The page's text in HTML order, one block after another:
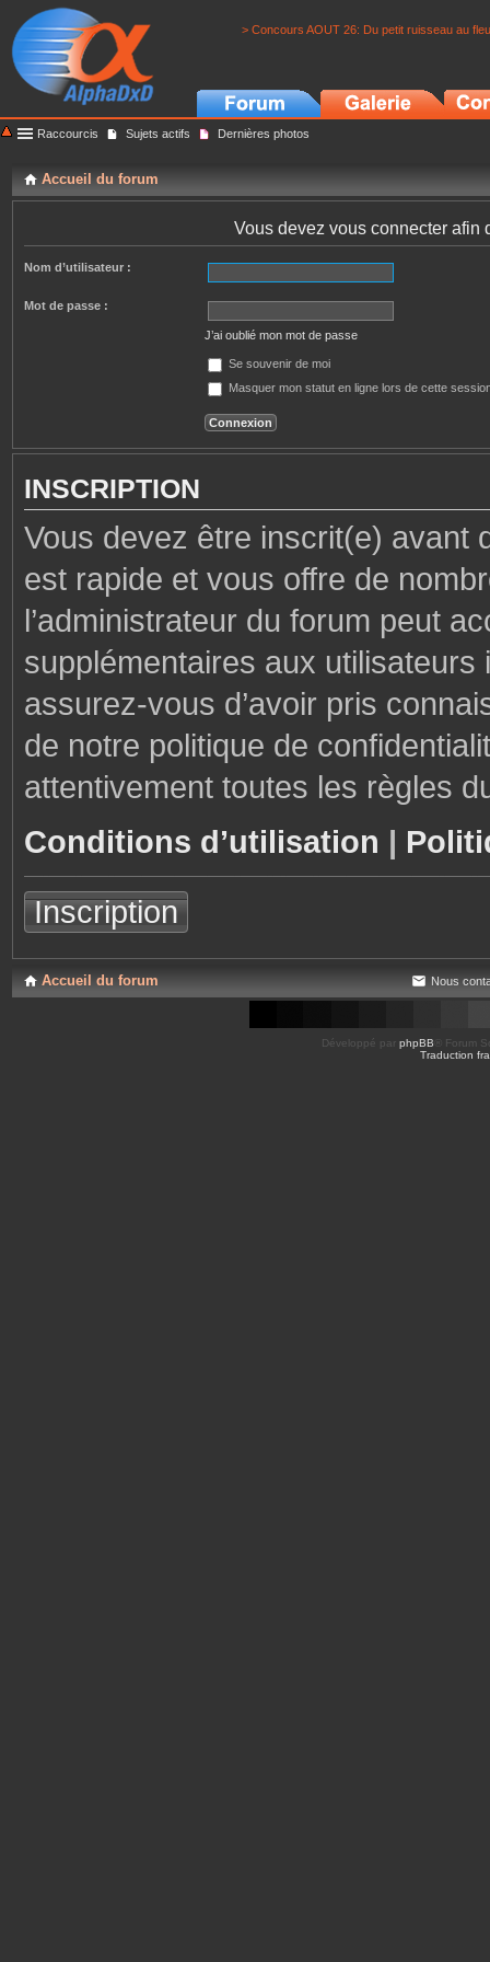
> Concours AOUT 26: Du petit ruisseau au
Raccourcis Sujets actifs Dernières photos
Accueil du forum
Vous devez vous connecter afin
Nom d’utilisateur :
Mot de passe :
J’ai oublié mon mot de passe
Se souvenir de moi
Masquer mon statut en ligne lors de cette
INSCRIPTION
Vous devez être inscrit(e) avant
est rapide et vous offre de
l’administrateur du forum peut
supplémentaires aux
assurez-vous d’avoir pris
de notre politique de
attentivement toutes les règles
Conditions d’utilisation |
Inscription
Accueil du forum Nous
Développé par phpBB ® Forum
Traduction